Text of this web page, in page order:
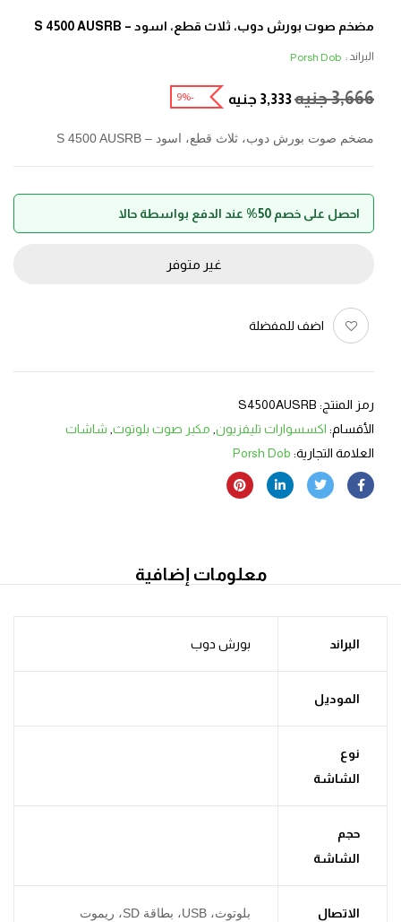
مضخم صوت بورش دوب، ثلاث قطع، اسود – S 4500 AUSRB
البراند : Porsh Dob
3,666جنيه3,333 جنيه -9%
مضخم صوت بورش دوب، ثلاث قطع، اسود – S 4500 AUSRB
احصل على خصم 50% عند الدفع بواسطة حالا
غير متوفر
اضف للمفضلة
رمز المنتج: S4500AUSRB
الأقسام: اكسسوارات تليفزيون, مكبر صوت بلوتوث, شاشات
العلامة التجارية: Porsh Dob
معلومات إضافية
البراند بورش دوب
الموديل
نوع
الشاشة
حجم
الشاشة
الاتصال
بلوتوث، USB، بطاقة SD، ريموت